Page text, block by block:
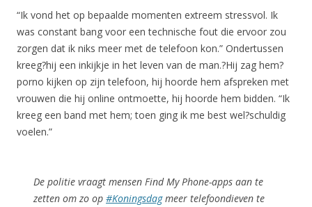
“Ik vond het op bepaalde momenten extreem stressvol. Ik
was constant bang voor een technische fout die ervoor zou
zorgen dat ik niks meer met de telefoon kon.” Ondertussen
kreeg?hij een inkijkje in het leven van de man.?Hij zag hem?
porno kijken op zijn telefoon, hij hoorde hem afspreken met
vrouwen die hij online ontmoette, hij hoorde hem bidden. “Ik
kreeg een band met hem; toen ging ik me best wel?schuldig
voelen.”
De politie vraagt mensen Find My Phone-apps aan te
zetten om zo op #Koningsdagmeer telefoondieven te